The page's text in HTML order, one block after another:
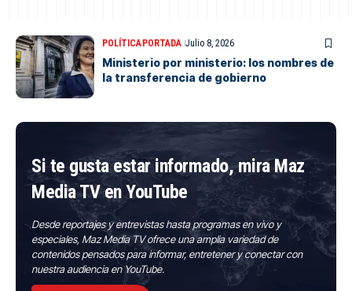
POLÍTICAPORTADA Julio 8, 2026
Ministerio por ministerio: los nombres de
la transferencia de gobierno
Si te gusta estar informado, mira Maz
Media TV en YouTube
Desde reportajes y entrevistas hasta programas en vivo y
especiales, Maz Media TV ofrece una amplia variedad de
contenidos pensados para informar, entretener y conectar con
nuestra audiencia en YouTube.